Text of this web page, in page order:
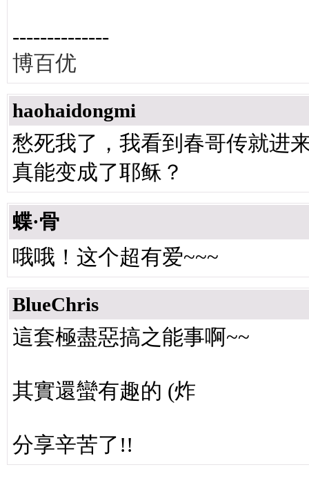
--------------
博百优
haohaidongmi
愁死我了，我看到春哥传就进
真能变成了耶稣？
蝶·骨
哦哦！这个超有爱~~~
BlueChris
這套極盡惡搞之能事啊~~
其實還蠻有趣的 (炸
分享辛苦了!!